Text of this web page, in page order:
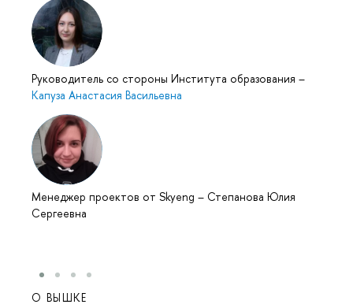
Руководитель со стороны Института образования –
Капуза Анастасия Васильевна
Менеджер проектов от Skyeng – Степанова Юлия
Сергеевна
О ВЫШКЕ